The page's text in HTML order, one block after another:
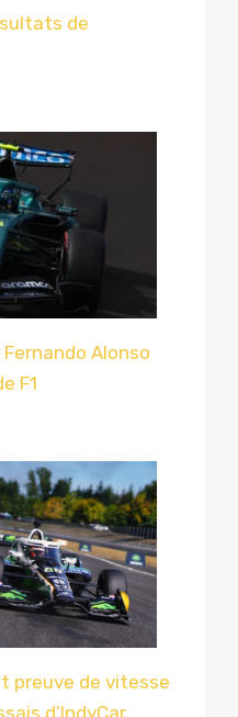
de
Alonso
F1
preuve de vitesse